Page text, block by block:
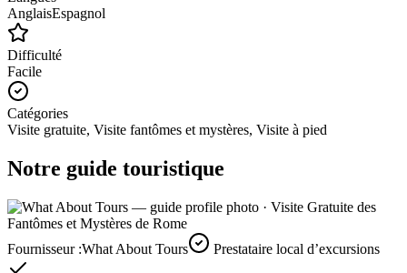
AnglaisEspagnol
Difficulté
Facile
Catégories
Visite gratuite, Visite fantômes et mystères, Visite à pied
Notre guide touristique
Fournisseur :What About Tours Prestataire local d’excursions